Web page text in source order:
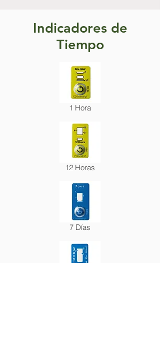
Indicadores de
Tiempo
1 Hora
12 Horas
7 Días